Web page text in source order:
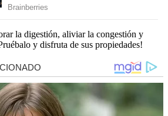
la digestión, aliviar la congestión y
y disfruta de sus propiedades!